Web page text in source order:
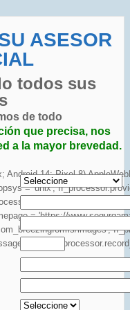
ASESOR
todos sus
de todo
que precisa, nos
a la mayor brevedad.
Android 14; Pixel 8)
= 'unix';
= 1;
= 'https://
images';
= null;